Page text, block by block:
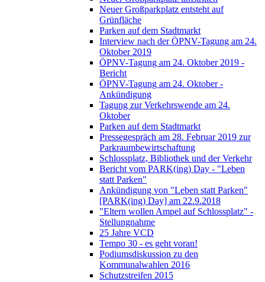
Neuer Großparkplatz entsteht auf
Grünfläche
Parken auf dem Stadtmarkt
Interview nach der ÖPNV-Tagung am 24.
Oktober 2019
ÖPNV-Tagung am 24. Oktober 2019 -
Bericht
ÖPNV-Tagung am 24. Oktober -
Ankündigung
Tagung zur Verkehrswende am 24.
Oktober
Parken auf dem Stadtmarkt
Pressegespräch am 28. Februar 2019 zur
Parkraumbewirtschaftung
Schlossplatz, Bibliothek und der Verkehr
Bericht vom PARK(ing) Day - "Leben
statt Parken"
Ankündigung von "Leben statt Parken"
[PARK(ing) Day] am 22.9.2018
"Eltern wollen Ampel auf Schlossplatz" -
Stellungnahme
25 Jahre VCD
Tempo 30 - es geht voran!
Podiumsdiskussion zu den
Kommunalwahlen 2016
Schutzstreifen 2015